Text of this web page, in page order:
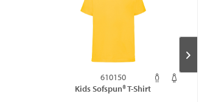
610150
Kids Sofspun® T-Shirt